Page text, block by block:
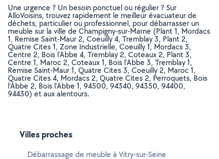
Une urgence ? Un besoin ponctuel ou régulier ? Sur
AlloVoisins, trouvez rapidement le meilleur évacuateur de
déchets, particulier ou professionnel, pour débarrasser un
meuble sur la ville de Champigny-sur-Marne (Plant 1, Mordacs
1, Remise Saint-Maur 2, Coeuilly 4, Tremblay 3, Plant 2,
Quatre Cites 1, Zone Industrielle, Coeuilly 1, Mordacs 3,
Centre 2, Bois l'Abbe 4, Tremblay 2, Coteaux 2, Plant 3,
Centre 1, Maroc 2, Coteaux 1, Bois l'Abbe 3, Tremblay 1,
Remise Saint-Maur 1, Quatre Cites 3, Coeuilly 2, Maroc 1,
Quatre Cites 4, Mordacs 2, Quatre Cites 2, Perroquets, Bois
l'Abbe 2, Bois l'Abbe 1, 94500, 94340, 94350, 94400,
94430) et aux alentours.
Villes proches
Débarrassage de meuble à Vitry-sur-Seine